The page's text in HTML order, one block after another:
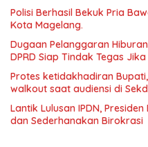
Polisi Berhasil Bekuk Pria
Kota Magelang.
Dugaan Pelanggaran
DPRD Siap Tindak Tegas
Protes ketidakhadiran
walkout saat audiensi di
Lantik Lulusan IPDN,
dan Sederhanakan Birokrasi